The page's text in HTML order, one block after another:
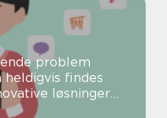
problem
heldigvis findes
løsninger